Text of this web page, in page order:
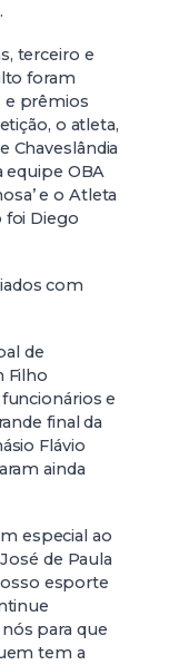
terceiro e
foram
e prêmios
o atleta,
Chaveslândia
equipe OBA
e o Atleta
foi Diego
com
de
Filho
e
final da
Flávio
ainda
especial ao
de Paula
esporte
para que
tem a